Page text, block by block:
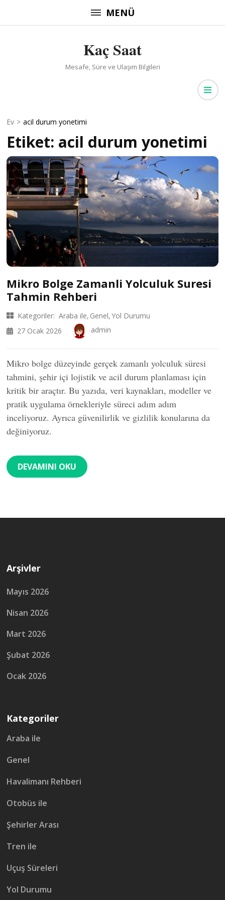
atla
MENÜ
Kaç Saat
Mesafe, Süre ve Ulaşım Bilgileri
Ev > acil durum yonetimi
Etiket: acil durum yonetimi
Mikro Bolge Zamanli Yolculuk Suresi
Tahmin Rehberi
Kategoriler: Araba ile Genel Yol Durumu
27 Ocak 2026
admin
Mikro bolge düzeyinde gerçek zamanlı yolculuk süresi
tahmini, şehir içi lojistik ve acil durum planlaması için
kritik bir araçtır. Bu yazıda, veri kaynakları, modeller ve
pratik uygulama örnekleriyle süreci adım adım
inceliyoruz. Ayrıca güvenilirlik ve gizlilik konularına da
değiniyoruz.
DEVAMINI OKU
Arşivler
Mayıs 2026
Nisan 2026
Mart 2026
Şubat 2026
Ocak 2026
Kategoriler
Araba ile
Genel
Havalimanı Rehberi
Otobüs ile
Şehirler Arası
Tren ile
Uçuş Süreleri
Yol Durumu